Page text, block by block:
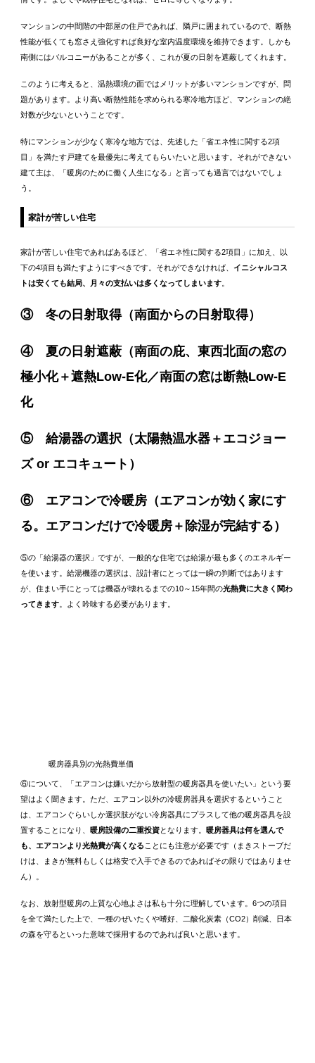
マンションの中間階の中部屋の住戸であれば、隣戸に囲まれているので、断熱
性能が低くても窓さえ強化すれば良好な室内温度環境を維持できます。しかも
南側にはバルコニーがあることが多く、これが夏の日射を遮蔽してくれます。
このように考えると、温熱環境の面ではメリットが多いマンションですが、問
題があります。より高い断熱性能を求められる寒冷地方ほど、マンションの絶
対数が少ないということです。
特にマンションが少なく寒冷な地方では、先述した「省エネ性に関する2項
目」を満たす戸建てを最優先に考えてもらいたいと思います。それができない
建て主は、「暖房のために働く人生になる」と言っても過言ではないでしょ
う。
家計が苦しい住宅
家計が苦しい住宅であればあるほど、「省エネ性に関する2項目」に加え、以
下の4項目も満たすようにすべきです。それができなければ、 イニシャルコス
トは安くても結局、月々の支払いは多くなってしまいます。
③ 冬の日射取得（南面からの日射取得）
④ 夏の日射遮蔽（南面の庇、東西北面の窓の
極小化＋遮熱Low-E化／南面の窓は断熱Low-E
化
⑤ 給湯器の選択（太陽熱温水器＋エコジョー
ズ or エコキュート）
⑥ エアコンで冷暖房（エアコンが効く家にす
る。エアコンだけで冷暖房＋除湿が完結する）
⑤の「給湯器の選択」ですが、一般的な住宅では給湯が最も多くのエネルギー
を使います。給湯機器の選択は、設計者にとっては一瞬の判断ではあります
が、住まい手にとっては機器が壊れるまでの10～15年間の光熱費に大きく関わ
ってきます。よく吟味する必要があります。
暖房器具別の光熱費単価
⑥について、「エアコンは嫌いだから放射型の暖房器具を使いたい」という要
望はよく聞きます。ただ、エアコン以外の冷暖房器具を選択するということ
は、エアコンぐらいしか選択肢がない冷房器具にプラスして他の暖房器具を設
置することになり、 暖房設備の二重投資となります。 暖房器具は何を選んで
も、エアコンより光熱費が高くなる ことにも注意が必要です（まきストーブだ
けは、まきが無料もしくは格安で入手できるのであればその限りではありませ
ん）。
なお、放射型暖房の上質な心地よさは私も十分に理解しています。6つの項目
を全て満たした上で、一種のぜいたくや嗜好、二酸化炭素（CO2）削減、日本
の森を守るといった意味で採用するのであれば良いと思います。